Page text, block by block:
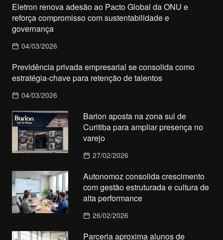
Eletron renova adesão ao Pacto Global da ONU e
reforça compromisso com sustentabilidade e
governança
04/03/2026
Previdência privada empresarial se consolida como
estratégia-chave para retenção de talentos
04/03/2026
Barion aposta na zona sul de
Curitiba para ampliar presença no
varejo
27/02/2026
Autonomoz consolida crescimento
com gestão estruturada e cultura de
alta performance
26/02/2026
Parceria aproxima alunos de